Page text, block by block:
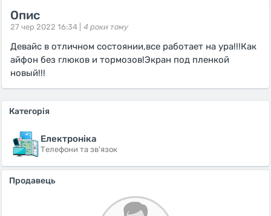
Опис
27 чер 2022 16:34 | 4 роки тому
Девайс в отличном состоянии,все работает на ура!!!Как
айфон без глюков и тормозов!Экран под пленкой
новый!!!
Категорія
Електроніка
Телефони та зв'язок
Продавець